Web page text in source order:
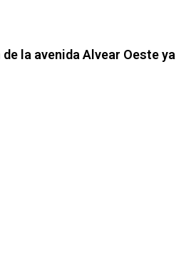
la avenida Alvear Oeste ya